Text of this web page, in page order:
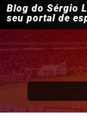
Blog do Sérgio
seu portal de